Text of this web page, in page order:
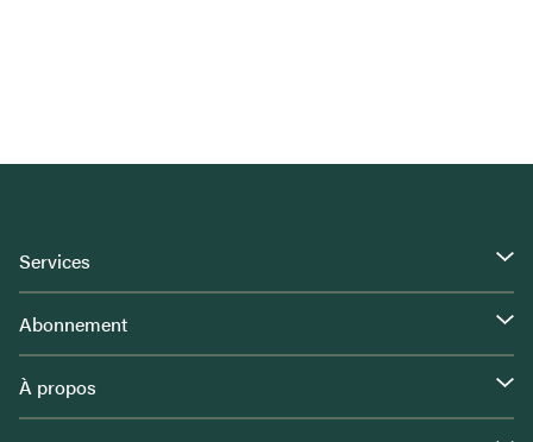
Services
Abonnement
À propos